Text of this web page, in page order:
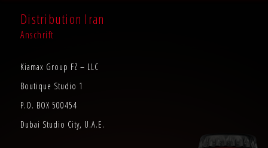
Distribution Iran
Anschrift
Kiamax Group FZ – LLC
Boutique Studio 1
P.O. BOX 500454
Dubai Studio City, U.A.E.